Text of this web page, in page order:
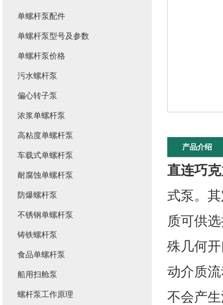
产品介绍
直连巧
式泵。
质可供
殊几何
动介质
不会产
单螺杆泵配件
单螺杆泵型号及参数
单螺杆泵价格
污水螺杆泵
偏心转子泵
浓浆单螺杆泵
高粘度单螺杆泵
车载式单螺杆泵
耐腐蚀单螺杆泵
防爆螺杆泵
不锈钢单螺杆泵
铸铁螺杆泵
食品单螺杆泵
船用扫舱泵
螺杆泵工作原理